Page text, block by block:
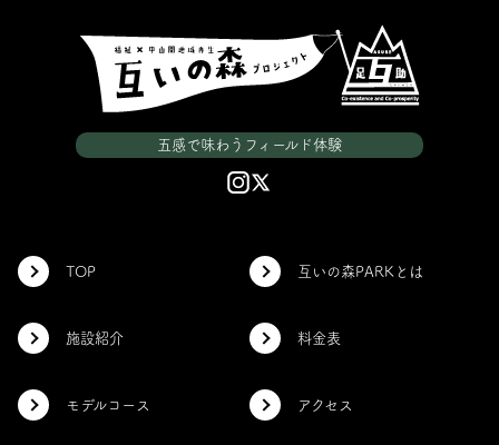
五感で味わうフィールド体験
TOP 互いの森PARKとは
施設紹介 料金表
モデルコース アクセス